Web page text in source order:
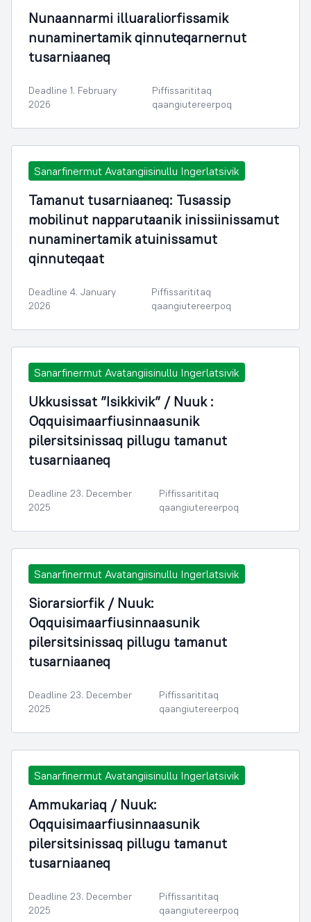
Nunaannarmi illuaraliorfissamik
nunaminertamik qinnuteqarnernut
tusarniaaneq
Deadline 1. February
2026
Piffissarititaq
qaangiutereerpoq
Sanarfinermut Avatangiisinullu Ingerlatsivik
Tamanut tusarniaaneq: Tusassip
mobilinut napparutaanik inissiinissamut
nunaminertamik atuinissamut
qinnuteqaat
Deadline 4. January
2026
Piffissarititaq
qaangiutereerpoq
Sanarfinermut Avatangiisinullu Ingerlatsivik
Ukkusissat ”Isikkivik” / Nuuk :
Oqquisimaarfiusinnaasunik
pilersitsinissaq pillugu tamanut
tusarniaaneq
Deadline 23. December
2025
Piffissarititaq
qaangiutereerpoq
Sanarfinermut Avatangiisinullu Ingerlatsivik
Siorarsiorfik / Nuuk:
Oqquisimaarfiusinnaasunik
pilersitsinissaq pillugu tamanut
tusarniaaneq
Deadline 23. December
2025
Piffissarititaq
qaangiutereerpoq
Sanarfinermut Avatangiisinullu Ingerlatsivik
Ammukariaq / Nuuk:
Oqquisimaarfiusinnaasunik
pilersitsinissaq pillugu tamanut
tusarniaaneq
Deadline 23. December
2025
Piffissarititaq
qaangiutereerpoq